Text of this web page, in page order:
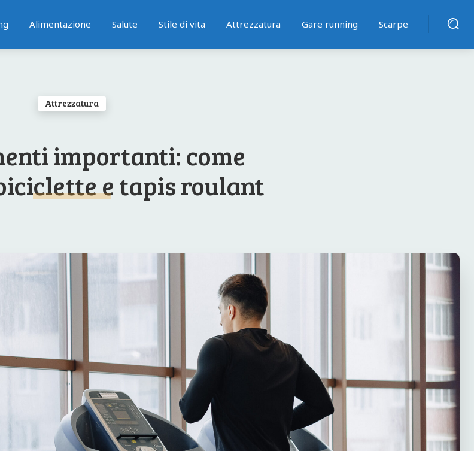
Alimentazione Salute Stile di vita Attrezzatura Gare running Scarpe
Attrezzatura
importanti: come
e tapis roulant